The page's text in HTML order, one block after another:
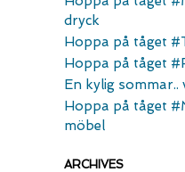
dryck
Hoppa på tåget
Hoppa på tåget
En kylig
Hoppa på tåget
möbel
ARCHIVES